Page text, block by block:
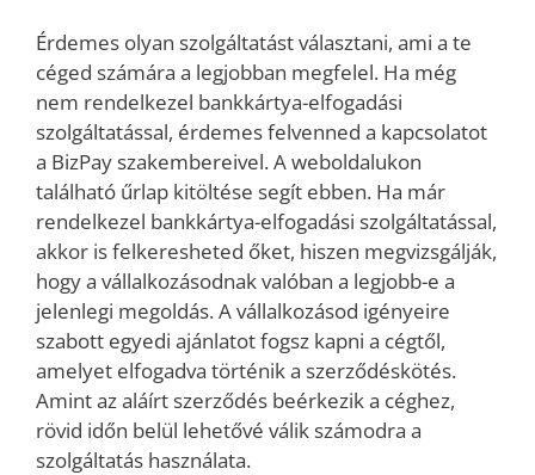
Érdemes olyan szolgáltatást választani, ami a te
céged számára a legjobban megfelel. Ha még
nem rendelkezel bankkártya-elfogadási
szolgáltatással, érdemes felvenned a kapcsolatot
a BizPay szakembereivel. A weboldalukon
található űrlap kitöltése segít ebben. Ha már
rendelkezel bankkártya-elfogadási szolgáltatással,
akkor is felkeresheted őket, hiszen megvizsgálják,
hogy a vállalkozásodnak valóban a legjobb-e a
jelenlegi megoldás. A vállalkozásod igényeire
szabott egyedi ajánlatot fogsz kapni a cégtől,
amelyet elfogadva történik a szerződéskötés.
Amint az aláírt szerződés beérkezik a céghez,
rövid időn belül lehetővé válik számodra a
szolgáltatás használata.